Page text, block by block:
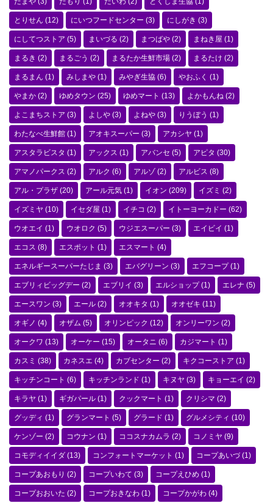
とりせん (12) にいつフードセンター (3) にしがき (3)
にしてつストア (5) まいづる (2) まつばや (2) まねき屋 (1)
まるき (2) まるごう (2) まるたか生鮮市場 (2) まるたけ (2)
まるまん (1) みしまや (1) みやぎ生協 (6) やおふく (1)
やまか (2) ゆめタウン (25) ゆめマート (13) よかもんね (2)
よこまちストア (3) よしや (3) よねや (3) りうぼう (1)
わたなべ生鮮館 (1) アオキスーパー (3) アカシヤ (1)
アスタラビスタ (1) アックス (1) アバンセ (5) アピタ (30)
アマノパークス (2) アルク (6) アルゾ(2) アルビス (8)
アル・プラザ (20) アール元気 (1) イオン (209) イズミ (2)
イズミヤ (10) イセダ屋 (1) イチコ (2) イトーヨーカドー (62)
ウオエイ (1) ウオロク (5) ウジエスーパー (3) エイビイ (1)
エコス (8) エスポット (1) エスマート (4)
エネルギースーパーたじま (3) エバグリーン (3) エフコープ(1)
エブリィビッグデー (2) エブリイ (3) エルショップ(1) エレナ (5)
エースワン (3) エール (2) オオキタ (1) オオゼキ (11)
オギノ (4) オザム (5) オリンピック (12) オンリーワン (2)
オークワ (13) オーケー (15) オータニ (6) カジマート (1)
カスミ (38) カネスエ (4) カブセンター (2) キクコーストア (1)
キッチンコート (6) キッチンランド (1) キヌヤ (3) キョーエイ (2)
キラヤ (1) ギガパール (1) クックマート (1) クリシマ (2)
グッディ (1) グランマート (5) グラード (1) グルメシティ (10)
ケンゾー (2) コウナン (1) ココスナカムラ (2) コノミヤ (9)
コモディイイダ (13) コンフォートマーケット (1) コープあいづ(1)
コープあおもり (2) コープいわて (3) コープえひめ (1)
コープおおいた (2) コープおきなわ (1) コープかがわ (4)